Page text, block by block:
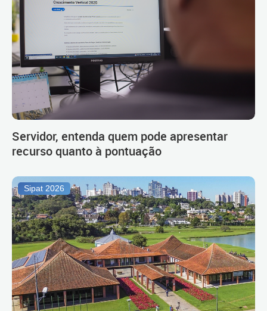
Servidor, entenda quem pode apresentar
recurso quanto à pontuação
Sipat 2026